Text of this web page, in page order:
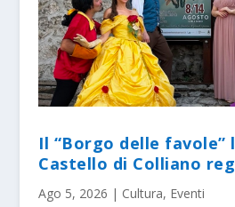
Il “Borgo delle favole”
Castello di Colliano
Ago 5, 2026 | Cultura, Eventi